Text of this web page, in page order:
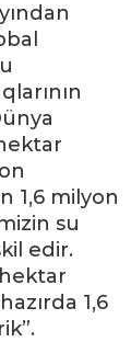
1,6 milyon
su
edir.
1,6